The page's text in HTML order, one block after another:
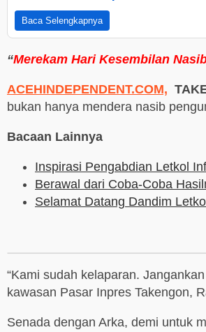
Baca Selengkapnya
“Merekam Hari Kesembilan
ACEHINDEPENDENT.COM,
bukan hanya mendera nasib
Bacaan Lainnya
Inspirasi Pengabdian Letkol
Berawal dari Coba-Coba
Selamat Datang Dandim
“Kami sudah kelaparan.
kawasan Pasar Inpres Takengon,
Senada dengan Arka, demi untuk